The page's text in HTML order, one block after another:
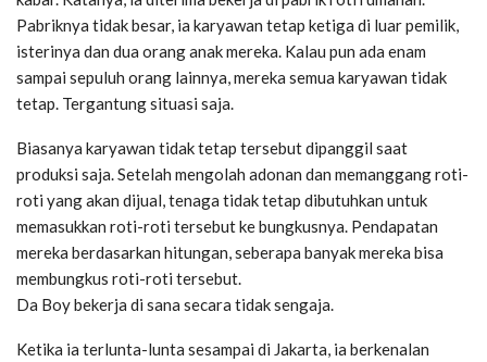
Pabriknya tidak besar, ia karyawan tetap ketiga di luar pemilik,
isterinya dan dua orang anak mereka. Kalau pun ada enam
sampai sepuluh orang lainnya, mereka semua karyawan tidak
tetap. Tergantung situasi saja.
Biasanya karyawan tidak tetap tersebut dipanggil saat
produksi saja. Setelah mengolah adonan dan memanggang roti-
roti yang akan dijual, tenaga tidak tetap dibutuhkan untuk
memasukkan roti-roti tersebut ke bungkusnya. Pendapatan
mereka berdasarkan hitungan, seberapa banyak mereka bisa
membungkus roti-roti tersebut.
Da Boy bekerja di sana secara tidak sengaja.
Ketika ia terlunta-lunta sesampai di Jakarta, ia berkenalan